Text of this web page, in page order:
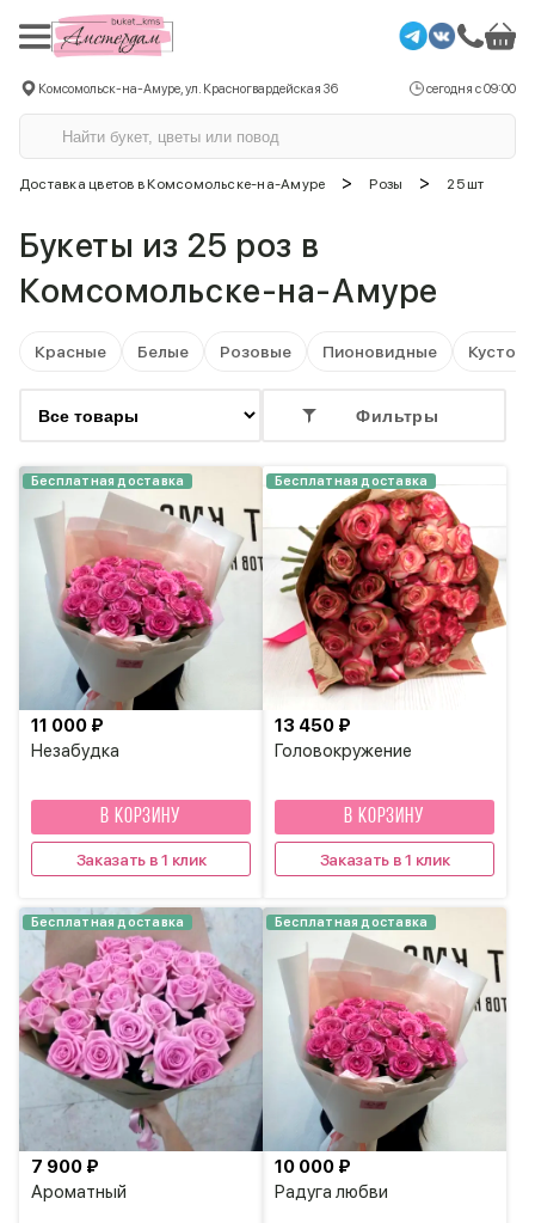
Комсомольск-на-Амуре, ул. Красногвардейская 36 сегодня с 09:00
Доставка цветов в Комсомольске-на-Амуре > Розы > 25 шт
Букеты из 25 роз в
Комсомольске-на-Амуре
Красные Белые Розовые Пионовидные
Фильтры
Бесплатная доставка
Незабудка
11 000 ₽
В КОРЗИНУ
Заказать в 1 клик
Бесплатная доставка
Головокружение
13 450 ₽
В КОРЗИНУ
Заказать в 1 клик
Бесплатная доставка
Ароматный
7 900 ₽
Бесплатная доставка
Радуга любви
10 000 ₽